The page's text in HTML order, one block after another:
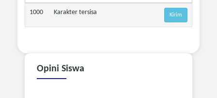
1000 Karakter tersisa
Opini Siswa